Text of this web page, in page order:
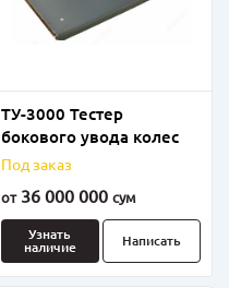
ТУ-3000 Тестер
бокового увода колес
Под заказ
от36 000 000 сум
Узнать
наличие
Написать